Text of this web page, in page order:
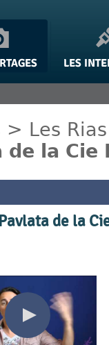
> Les Rias
la Cie
de la